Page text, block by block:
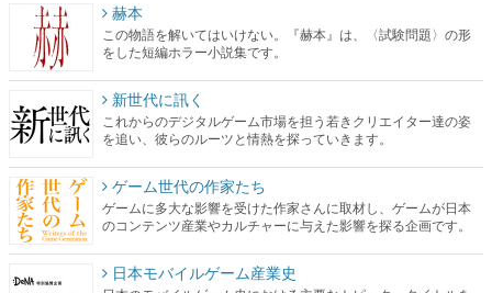
赫本
この物語を解いてはいけない。『赫本』は、〈試験問題〉の形
をした短編ホラー小説集です。
新世代に訊く
これからのデジタルゲーム市場を担う若きクリエイター達の姿
を追い、彼らのルーツと情熱を探っていきます。
ゲーム世代の作家たち
ゲームに多大な影響を受けた作家さんに取材し、ゲームが日本
のコンテンツ産業やカルチャーに与えた影響を探る企画です。
日本モバイルゲーム産業史